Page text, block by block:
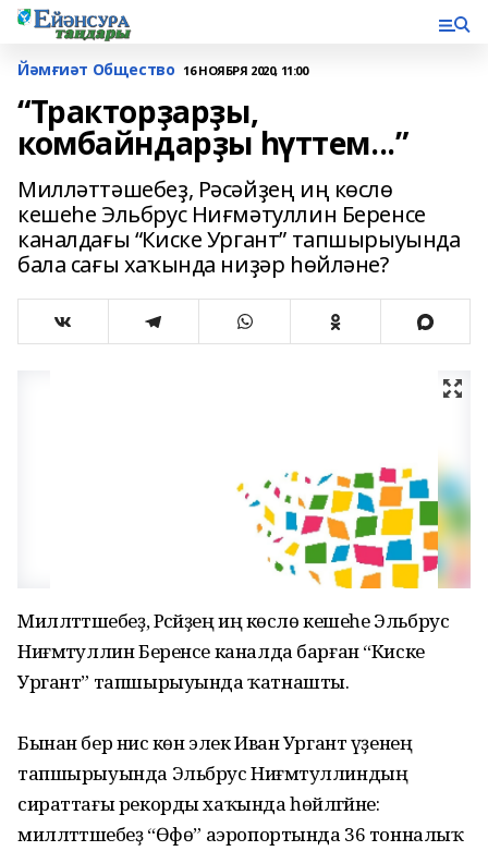
Йәмғиәт Общество 16 НОЯБРЯ 2020, 11:00
“Тракторҙарҙы,
комбайндарҙы һүттем...”
Милләттәшебеҙ, Рәсәйҙең иң көслө
кешеһе Эльбрус Ниғмәтуллин Беренсе
каналдағы “Киске Ургант” тапшырыуында
бала сағы хаҡында ниҙәр һөйләне?
Милләттәшебеҙ, Рәсәйҙең иң көслө кешеһе Эльбрус
Ниғмәтуллин Беренсе каналда барған “Киске
Ургант” тапшырыуында ҡатнашты.
Бынан бер нисә көн элек Иван Ургант үҙенең
тапшырыуында Эльбрус Ниғмәтуллиндың
сираттағы рекорды хаҡында һөйләгәйне:
милләттәшебеҙ “Өфө” аэропортында 36 тонналыҡ